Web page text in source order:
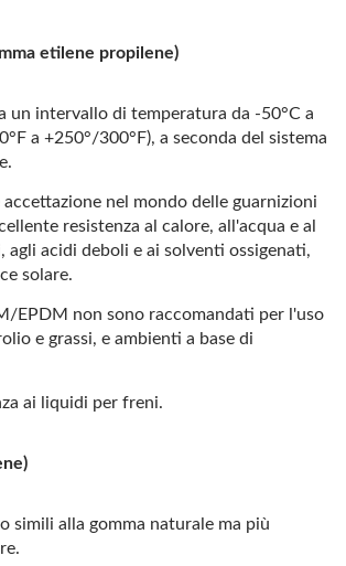
etilene propilene)
un intervallo di temperatura da -50°C a
a +250°/300°F), a seconda del sistema
accettazione nel mondo delle guarnizioni
resistenza al calore, all'acqua e al
agli acidi deboli e ai solventi ossigenati,
solare.
EPDM non sono raccomandati per l'uso
e grassi, e ambienti a base di
ai liquidi per freni.
simili alla gomma naturale ma più